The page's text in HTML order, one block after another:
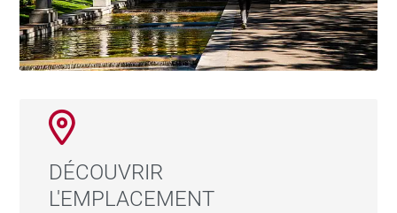
DÉCOUVRIR
L'EMPLACEMENT